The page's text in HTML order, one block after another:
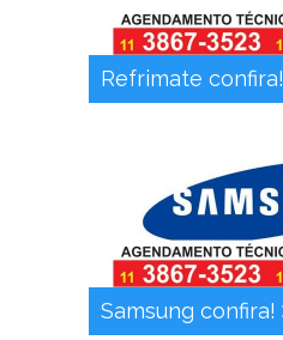
Refrimate confira!
Samsung confira!